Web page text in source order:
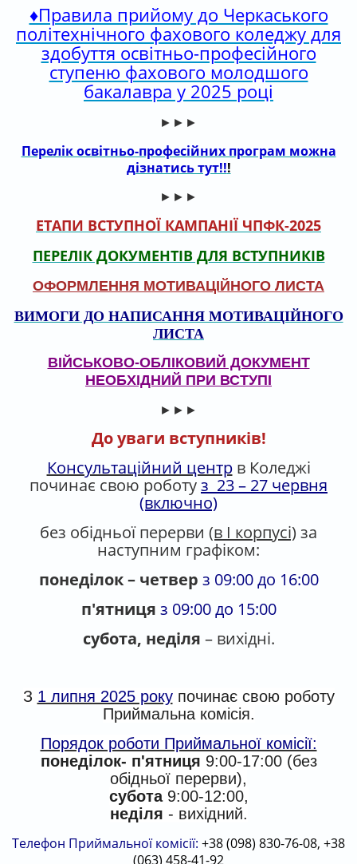
♦Правила прийому до Черкаського
політехнічного фахового коледжу для
здобуття освітньо-професійного
ступеню фахового молодшого
бакалавра у 2025 році
►►►
Перелік освітньо-професійних програм можна
дізнатись тут!!!
►►►
ЕТАПИ ВСТУПНОЇ КАМПАНІЇ ЧПФК-2025
ПЕРЕЛІК ДОКУМЕНТІВ ДЛЯ ВСТУПНИКІВ
ОФОРМЛЕННЯ МОТИВАЦІЙНОГО ЛИСТА
ВИМОГИ ДО НАПИСАННЯ МОТИВАЦІЙНОГО
ЛИСТА
ВІЙСЬКОВО-ОБЛІКОВИЙ ДОКУМЕНТ
НЕОБХІДНИЙ ПРИ ВСТУПІ
►►►
До уваги вступників!
Консультаційний центрв Коледжі
починає свою роботуз 23 – 27 червня
(включно)
без обідньої перерви (в І корпусі) за
наступним графіком:
понеділок – четвер з 09:00 до 16:00
п'ятниця з 09:00 до 15:00
субота, неділя – вихідні.
З 1 липня 2025 рокупочинає свою роботу
Приймальна комісія.
Порядок роботи Приймальної комісії:
понеділок- п'ятниця 9:00-17:00 (без
обідньої перерви),
субота9:00-12:00,
неділя - вихідний.
Телефон Приймальної комісії: +38 (098) 830-76-08, +38
(063) 458-41-92